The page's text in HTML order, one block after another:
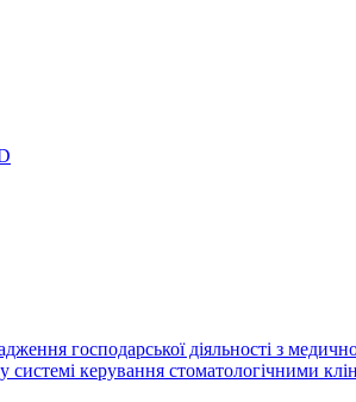
господарської діяльності з
керування стоматологічними